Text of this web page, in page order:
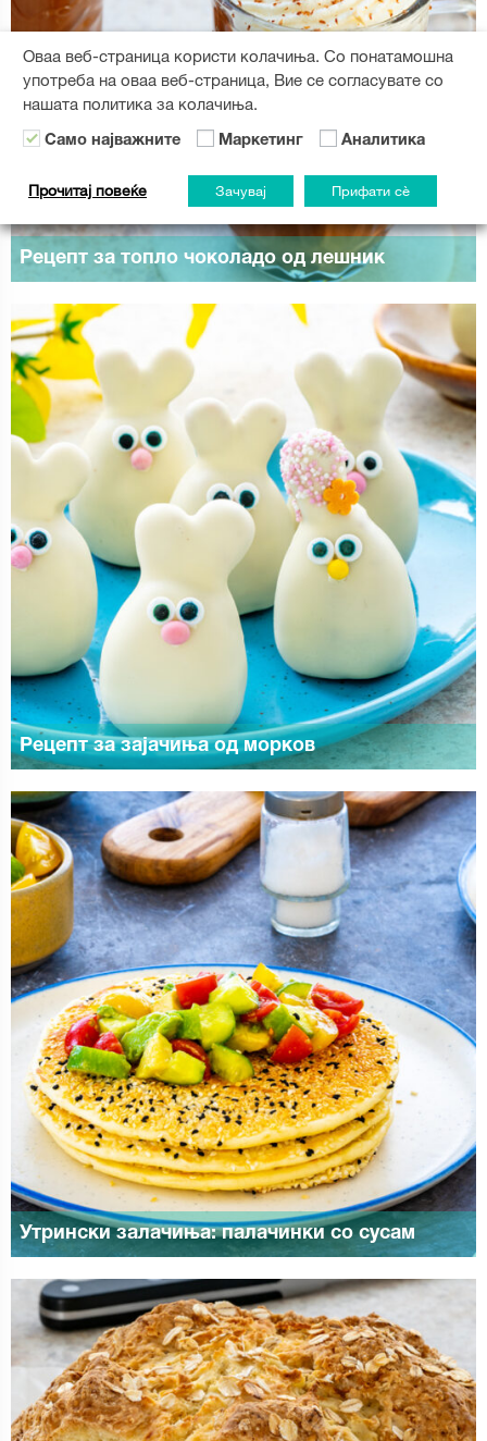
Рецепт за топло чоколадо од лешник
Рецепт за зајачиња од морков
Утрински залачиња: палачинки со сусам
Оваа веб-страница користи колачиња. Со понатамошна
употреба на оваа веб-страница, Вие се согласувате со
нашата политика за колачиња.
Само најважните Маркетинг Аналитика
Прочитај повеќе Зачувај Прифати сè